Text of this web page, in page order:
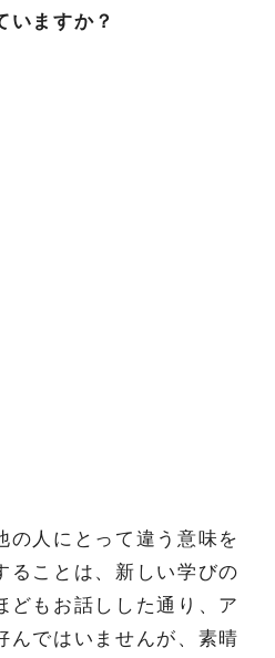
いますか？
の人にとって違う意味を
ることは、新しい学びの
どもお話しした通り、ア
んではいませんが、素晴